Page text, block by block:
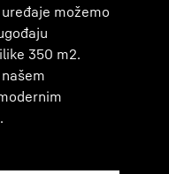
možemo
350 m2.